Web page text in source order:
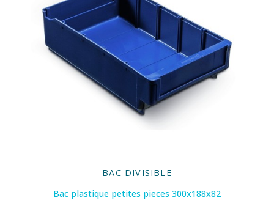
BAC DIVISIBLE
Bac plastique petites pieces 300x188x82